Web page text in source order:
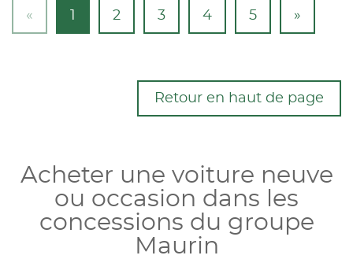
« 2 3 4 5 »
Retour en haut de page
Acheter une voiture neuve
ou occasion dans les
concessions du groupe
Maurin